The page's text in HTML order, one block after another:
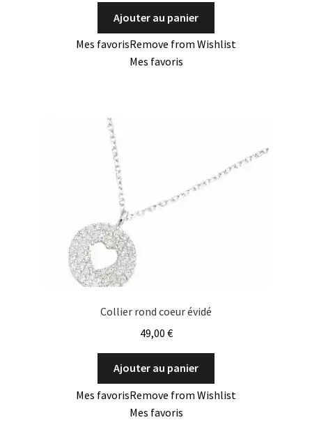
Ajouter au panier
Mes favorisRemove from Wishlist
Mes favoris
Collier rond coeur évidé
49,00 €
Ajouter au panier
Mes favorisRemove from Wishlist
Mes favoris